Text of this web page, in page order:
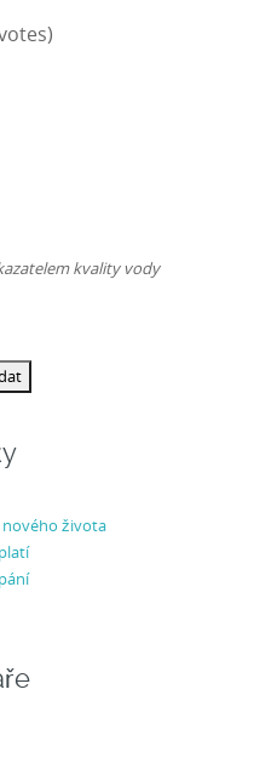
kvality vody
nového života